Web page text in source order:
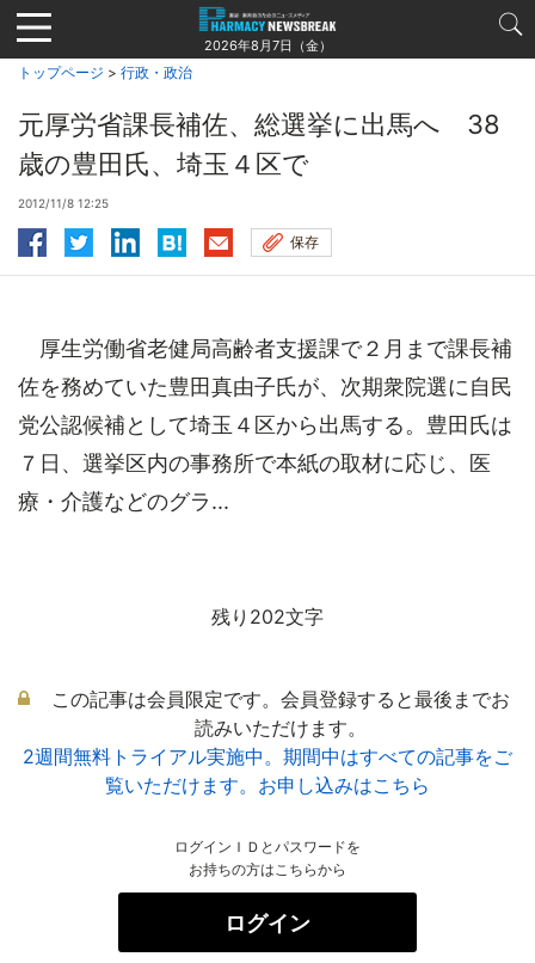
Jump
to
navigation
2026年8月7日（金）
トップページ > 行政・政治
元厚労省課長補佐、総選挙に出馬へ 38
歳の豊田氏、埼玉４区で
2012/11/8 12:25
保存
厚生労働省老健局高齢者支援課で２月まで課長補
佐を務めていた豊田真由子氏が、次期衆院選に自民
党公認候補として埼玉４区から出馬する。豊田氏は
７日、選挙区内の事務所で本紙の取材に応じ、医
療・介護などのグラ...
残り202文字
この記事は会員限定です。会員登録すると最後までお
読みいただけます。
2週間無料トライアル実施中。期間中はすべての記事をご
覧いただけます。お申し込みはこちら
ログインＩＤとパスワードを
お持ちの方はこちらから
ログイン